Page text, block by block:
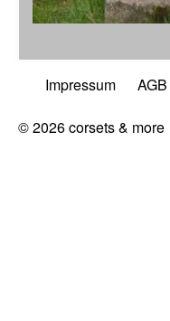
Impressum AGB
© 2026 corsets & more